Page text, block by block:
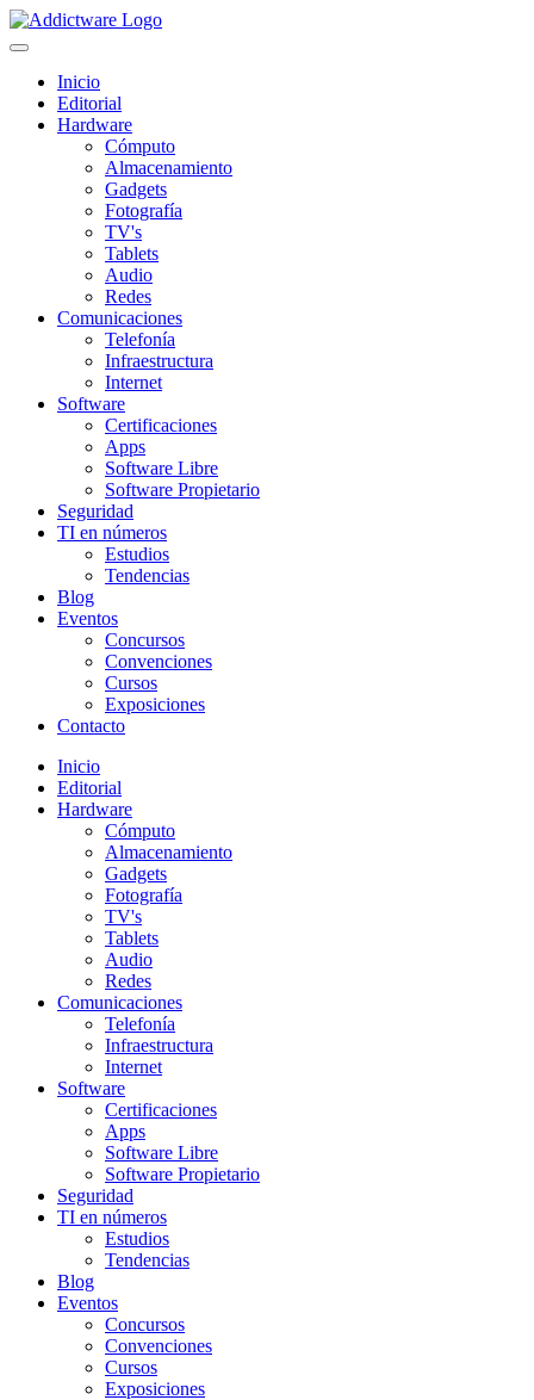
Inicio
Editorial
Hardware
Cómputo
Almacenamiento
Gadgets
Fotografía
TV's
Tablets
Audio
Redes
Comunicaciones
Telefonía
Infraestructura
Internet
Software
Certificaciones
Apps
Software Libre
Software Propietario
Seguridad
TI en números
Estudios
Tendencias
Blog
Eventos
Concursos
Convenciones
Cursos
Exposiciones
Contacto
Inicio
Editorial
Hardware
Cómputo
Almacenamiento
Gadgets
Fotografía
TV's
Tablets
Audio
Redes
Comunicaciones
Telefonía
Infraestructura
Internet
Software
Certificaciones
Apps
Software Libre
Software Propietario
Seguridad
TI en números
Estudios
Tendencias
Blog
Eventos
Concursos
Convenciones
Cursos
Exposiciones